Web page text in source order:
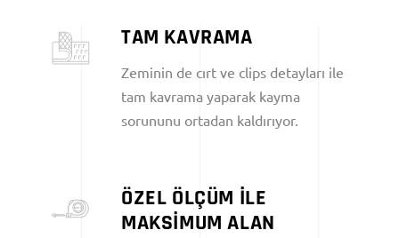
TAM KAVRAMA
Zeminin de cırt ve clips detayları ile
tam kavrama yaparak kayma
sorununu ortadan kaldırıyor.
ÖZEL ÖLÇÜM İLE
MAKSİMUM ALAN